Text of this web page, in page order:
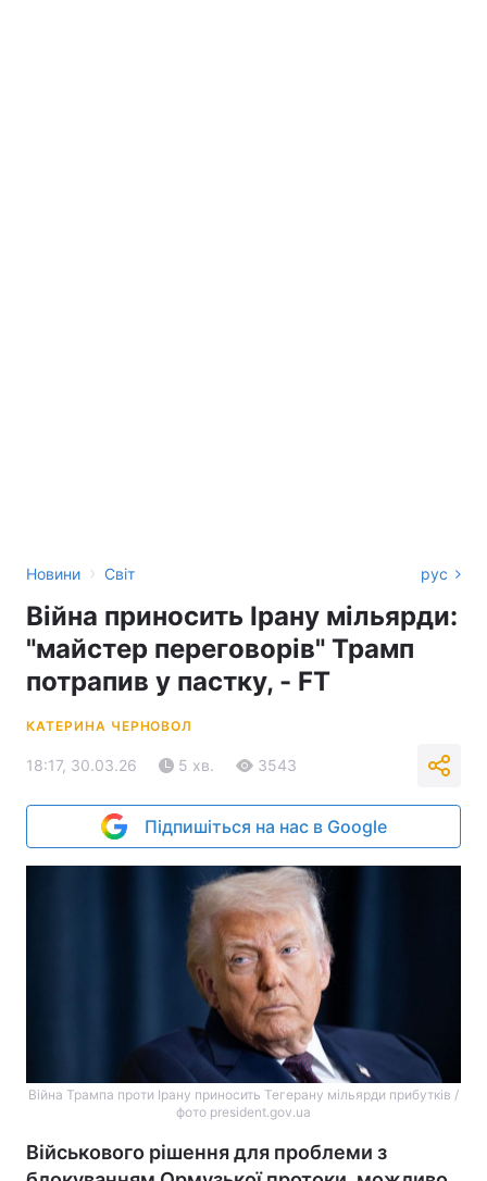
Новини › Світ рус
Війна приносить Ірану мільярди:
"майстер переговорів" Трамп
потрапив у пастку, - FT
КАТЕРИНА ЧЕРНОВОЛ
18:17, 30.03.26 5 хв. 3543
Підпишіться на нас в Google
Війна Трампа проти Ірану приносить Тегерану мільярди прибутків /
фото president.gov.ua
Військового рішення для проблеми з